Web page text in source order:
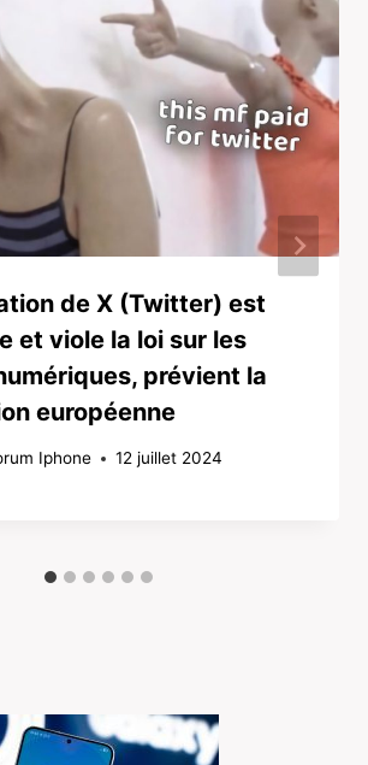
de X (Twitter) est
et viole la loi sur les
prévient la
européenne
Iphone 12 juillet 2024